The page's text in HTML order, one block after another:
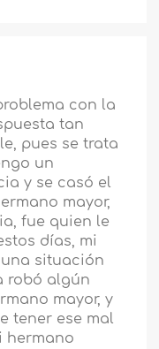
con la
tan
pues se trata
un
y se casó el
mayor,
fue quien le
días, mi
situación
robó algún
mayor, y
tener ese mal
hermano